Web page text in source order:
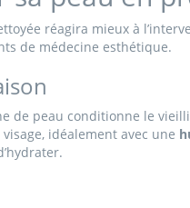
réagira mieux à
de médecine esthétique.
de peau conditionne le
idéalement avec une